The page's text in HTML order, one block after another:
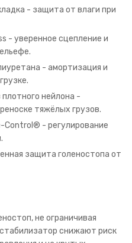
- защита от влаги при
- уверенное сцепление и
- амортизация и
нейлона -
тяжёлых грузов.
Control® - регулирование
защита голеностопа от
не ограничивая
снижают риск